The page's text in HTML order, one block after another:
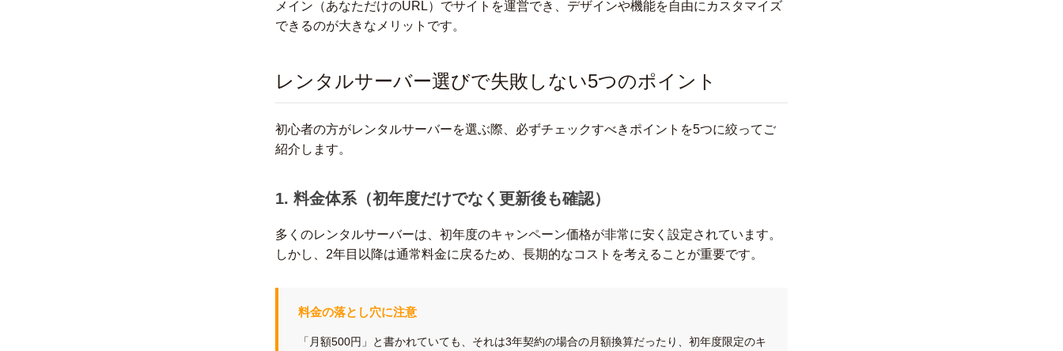
メイン（あなただけのURL）でサイトを運営でき、デザインや機能を自由にカスタマイズ
できるのが大きなメリットです。
レンタルサーバー選びで失敗しない5つのポイント
初心者の方がレンタルサーバーを選ぶ際、必ずチェックすべきポイントを5つに絞ってご
紹介します。
1. 料金体系（初年度だけでなく更新後も確認）
多くのレンタルサーバーは、初年度のキャンペーン価格が非常に安く設定されています。
しかし、2年目以降は通常料金に戻るため、長期的なコストを考えることが重要です。
料金の落とし穴に注意
「月額500円」と書かれていても、それは3年契約の場合の月額換算だったり、初年度限定のキ